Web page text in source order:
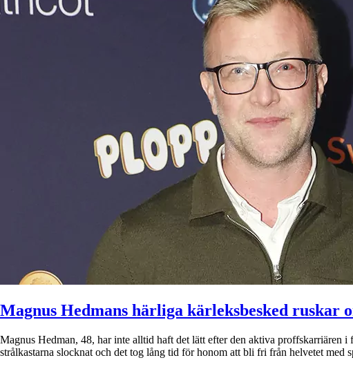
Magnus Hedmans härliga kärleksbesked ruskar
Magnus Hedman, 48, har inte alltid haft det lätt efter den aktiva proffskarriären
strålkastarna slocknat och det tog lång tid för honom att bli fri från helvetet med